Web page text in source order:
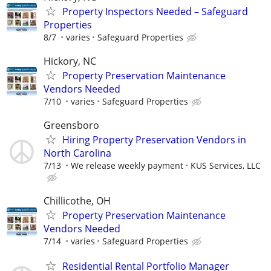
Property Inspectors Needed – Safeguard
Properties
8/7 varies Safeguard Properties
Hickory, NC
Property Preservation Maintenance
Vendors Needed
7/10 varies Safeguard Properties
Greensboro
Hiring Property Preservation Vendors in
North Carolina
7/13 We release weekly payment KUS Services, LLC
Chillicothe, OH
Property Preservation Maintenance
Vendors Needed
7/14 varies Safeguard Properties
Residential Rental Portfolio Manager